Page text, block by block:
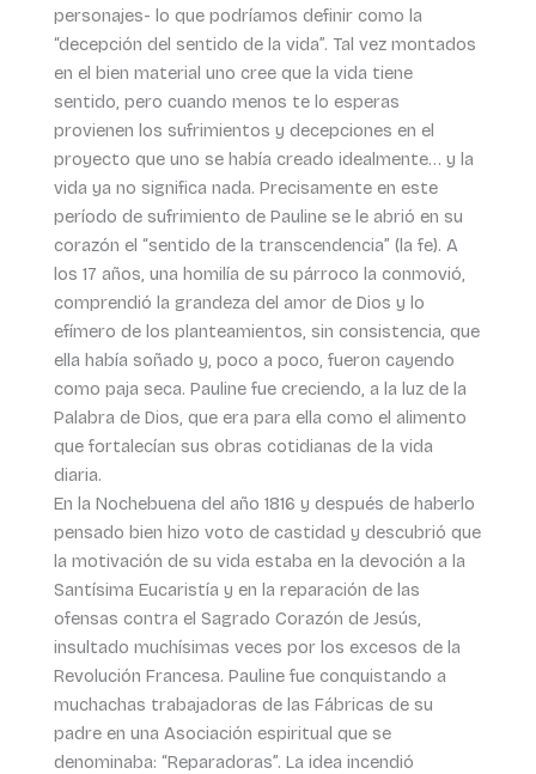
personajes- lo que podríamos definir como la
“decepción del sentido de la vida”. Tal vez montados
en el bien material uno cree que la vida tiene
sentido, pero cuando menos te lo esperas
provienen los sufrimientos y decepciones en el
proyecto que uno se había creado idealmente… y la
vida ya no significa nada. Precisamente en este
período de sufrimiento de Pauline se le abrió en su
corazón el “sentido de la transcendencia” (la fe). A
los 17 años, una homilía de su párroco la conmovió,
comprendió la grandeza del amor de Dios y lo
efímero de los planteamientos, sin consistencia, que
ella había soñado y, poco a poco, fueron cayendo
como paja seca. Pauline fue creciendo, a la luz de la
Palabra de Dios, que era para ella como el alimento
que fortalecían sus obras cotidianas de la vida
diaria.
En la Nochebuena del año 1816 y después de haberlo
pensado bien hizo voto de castidad y descubrió que
la motivación de su vida estaba en la devoción a la
Santísima Eucaristía y en la reparación de las
ofensas contra el Sagrado Corazón de Jesús,
insultado muchísimas veces por los excesos de la
Revolución Francesa. Pauline fue conquistando a
muchachas trabajadoras de las Fábricas de su
padre en una Asociación espiritual que se
denominaba: “Reparadoras”. La idea incendió